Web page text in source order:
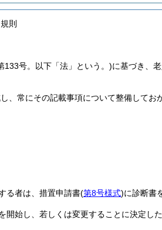
則
133号。以下「法」という。)に基づき、
、常にその記載事項について整備してお
る者は、措置申請書(第8号様式)に診断書
開始し、若しくは変更することに決定し